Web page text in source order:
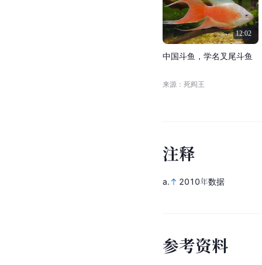
12:02
中 国 斗鱼 ， 学名 叉 尾斗鱼
来源：死阎王
注释
a. 2010年数据
参考资料